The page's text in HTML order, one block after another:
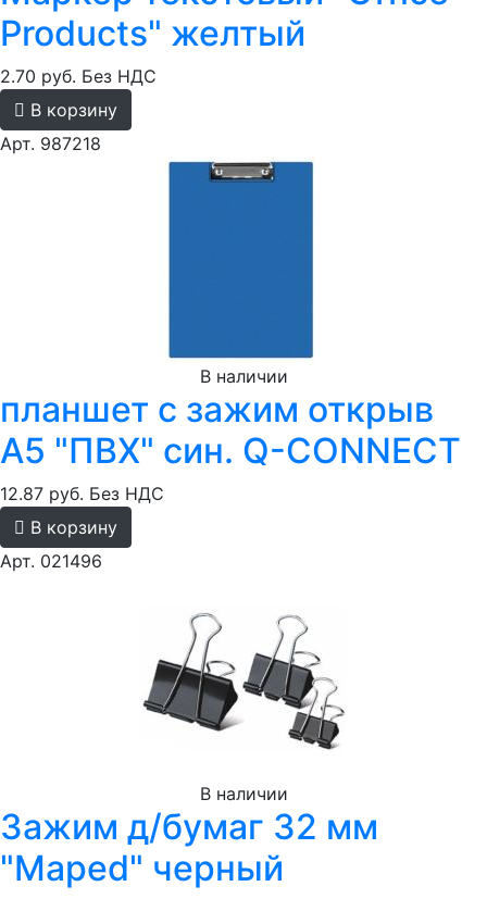
Products" желтый
2.70 руб. Без НДС
В корзину
Арт. 987218
В наличии
планшет с зажим открыв
А5 "ПВХ" син. Q-CONNECT
12.87 руб. Без НДС
В корзину
Арт. 021496
В наличии
Зажим д/бумаг 32 мм
"Maped" черный